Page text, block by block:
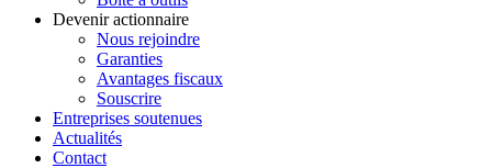
Devenir actionnaire
Nous rejoindre
Garanties
Avantages fiscaux
Souscrire
Entreprises soutenues
Actualités
Contact